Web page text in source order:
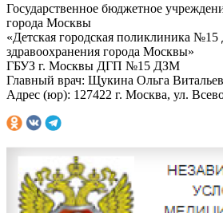
Государственное бюджетное
города Москвы
«Детская городская поликлиника №15
здравоохранения города Москвы»
ГБУЗ г. Москвы ДГП №15 ДЗМ
Главный врач: Щукина Ольга
Адрес (юр): 127422 г. Москва, ул.